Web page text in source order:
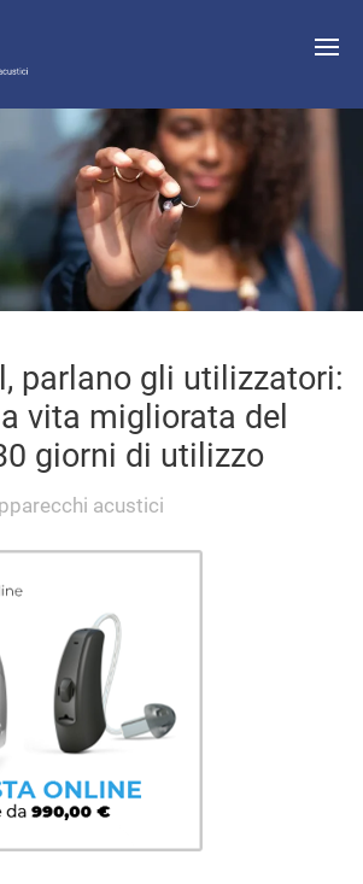
parlano gli utilizzatori:
vita migliorata del
giorni di utilizzo
acustici